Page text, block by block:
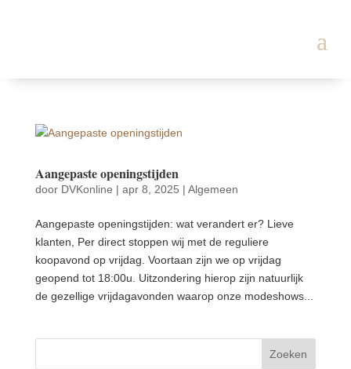
Aangepaste openingstijden
door DVKonline | apr 8, 2025 | Algemeen
Aangepaste openingstijden: wat verandert er? Lieve
klanten, Per direct stoppen wij met de reguliere
koopavond op vrijdag. Voortaan zijn we op vrijdag
geopend tot 18:00u. Uitzondering hierop zijn natuurlijk
de gezellige vrijdagavonden waarop onze modeshows...